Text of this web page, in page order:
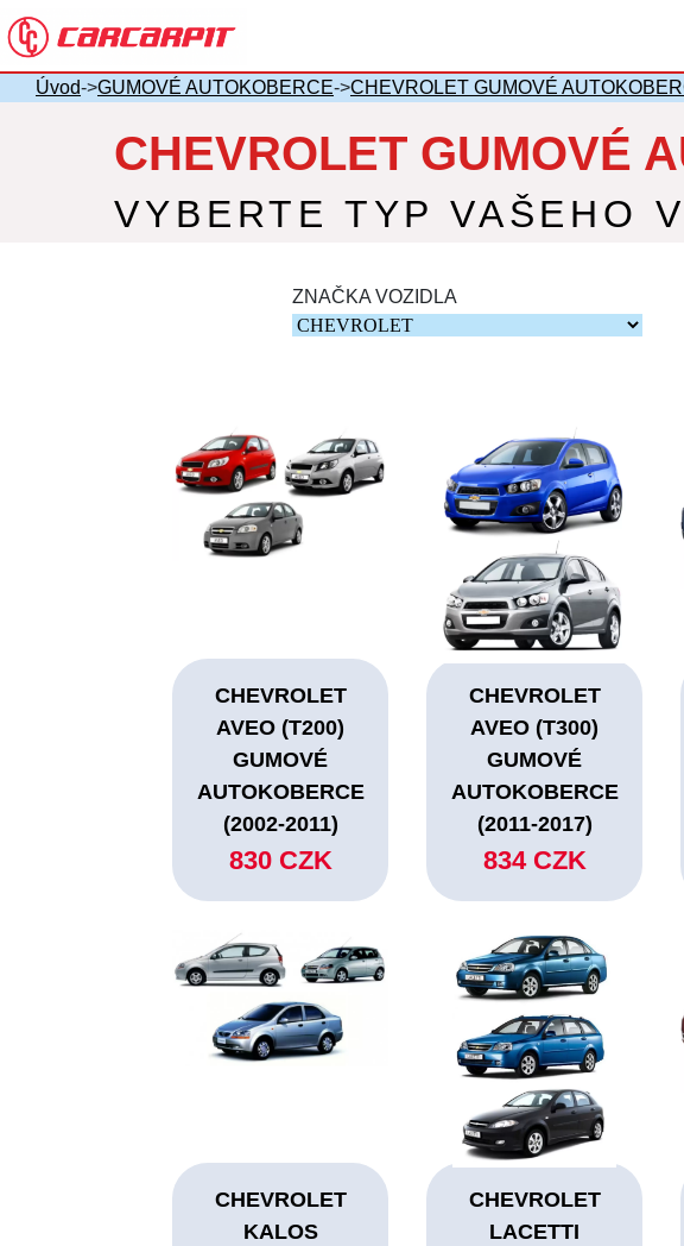
Úvod->GUMOVÉ AUTOKOBERCE->CHEVROLET GUMOVÉ
CHEVROLET GUMOVÉ
VYBERTE TYP VAŠEHO
ZNAČKA VOZIDLA
CHEVROLET
AVEO (T200)
GUMOVÉ
AUTOKOBERCE
(2002-2011)
830 CZK
CHEVROLET
AVEO (T300)
GUMOVÉ
AUTOKOBERCE
(2011-2017)
834 CZK
CHEVROLET
KALOS
CHEVROLET
LACETTI